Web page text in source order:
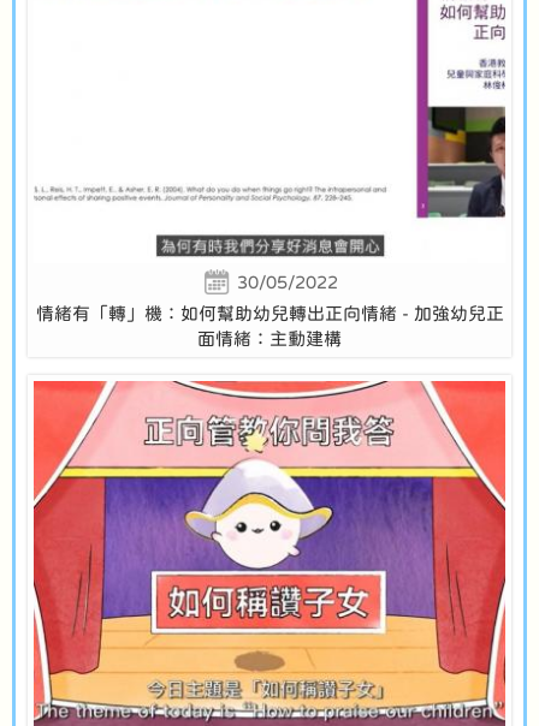
30/05/2022
情緒有「轉」機：如何幫助幼兒轉出正向情緒 - 加強幼兒正
面情緒：主動建構